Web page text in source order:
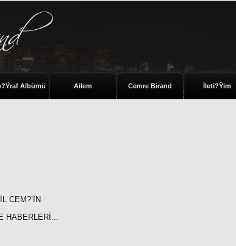
Albümü Ailem Cemre Birand İleti?Ÿim
CEM?’İN
HABERLERİ...